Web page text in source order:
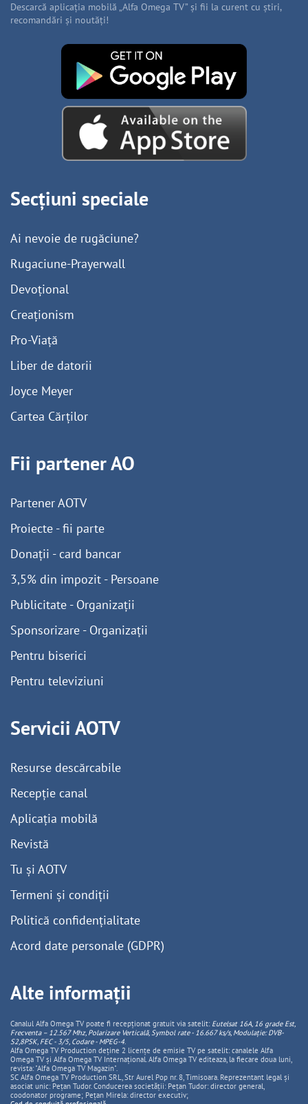
Descarcă aplicația mobilă „Alfa Omega TV” și fii la curent cu știri,
recomandări și noutăți!
Secțiuni speciale
Ai nevoie de rugăciune?
Rugaciune-Prayerwall
Devoțional
Creaționism
Pro-Viață
Liber de datorii
Joyce Meyer
Cartea Cărților
Fii partener AO
Partener AOTV
Proiecte - fii parte
Donații - card bancar
3,5% din impozit - Persoane
Publicitate - Organizații
Sponsorizare - Organizații
Pentru biserici
Pentru televiziuni
Servicii AOTV
Resurse descărcabile
Recepție canal
Aplicația mobilă
Revistă
Tu și AOTV
Termeni și condiții
Politică confidențialitate
Acord date personale (GDPR)
Alte informații
Canalul Alfa Omega TV poate fi recepționat gratuit via satelit: Eutelsat 16A, 16 grade Est,
Frecventa – 12.567 Mhz, PolarizareVerticală, Symbol rate - 16.667 ks/s, Modulație: DVB-
S2,8PSK, FEC - 3/5, Codare - MPEG-4.
Alfa Omega TV Production deține 2 licențe de emisie TV pe satelit: canalele Alfa
Omega TV și Alfa Omega TV Internațional. Alfa Omega TV editeaza, la fiecare doua luni,
revista: "Alfa Omega TV Magazin".
SC Alfa Omega TV Production SRL, Str Aurel Pop nr. 8, Timisoara. Reprezentant legal și
asociat unic: Pețan Tudor. Conducerea societății: Pețan Tudor: director general,
coodonator programe; Pețan Mirela: director executiv;